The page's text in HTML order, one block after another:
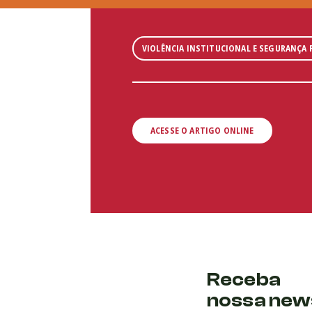
VIOLÊNCIA INSTITUCIONAL E SEGURANÇA
ACESSE O ARTIGO ONLINE
Receba
nossa